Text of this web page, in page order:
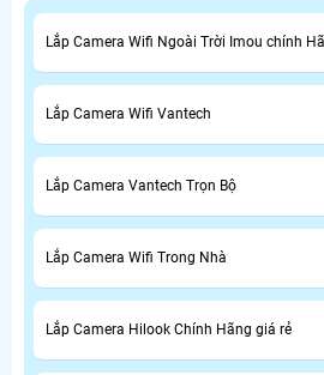
Lắp Camera Wifi Ngoài Trời Imou chính
Lắp Camera Wifi Vantech
Lắp Camera Vantech Trọn Bộ
Lắp Camera Wifi Trong Nhà
Lắp Camera Hilook Chính Hãng giá rẻ